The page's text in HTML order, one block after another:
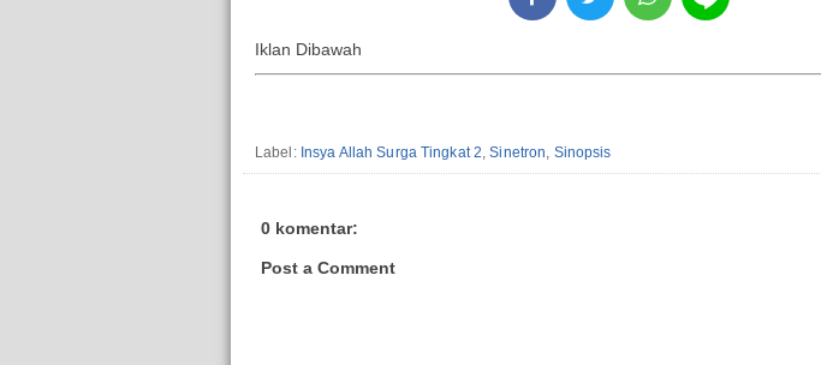
Iklan Dibawah
Label: Insya Allah Surga Tingkat 2 ,Sinetron Sinopsis
0 komentar:
Post a Comment